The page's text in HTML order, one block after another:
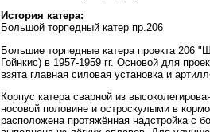
История катера:
Большой торпедный катер пр.206
Большие торпедные катера проекта 206
Гойнкис) в 1957-1959 гг. Основой для
взята главная силовая установка и
Корпус катера сварной из
носовой половине и остроскулыми в
расположена протяжённая надстройка с